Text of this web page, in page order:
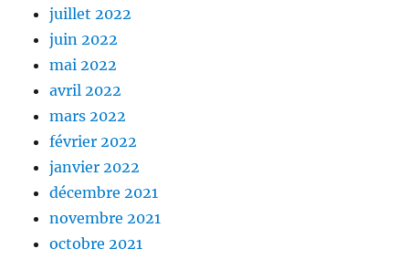
juillet 2022
juin 2022
mai 2022
avril 2022
mars 2022
février 2022
janvier 2022
décembre 2021
novembre 2021
octobre 2021